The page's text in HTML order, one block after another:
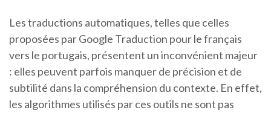
Les traductions automatiques, telles que celles
proposées par Google Traduction pour le français
vers le portugais, présentent un inconvénient majeur
: elles peuvent parfois manquer de précision et de
subtilité dans la compréhension du contexte. En effet,
les algorithmes utilisés par ces outils ne sont pas